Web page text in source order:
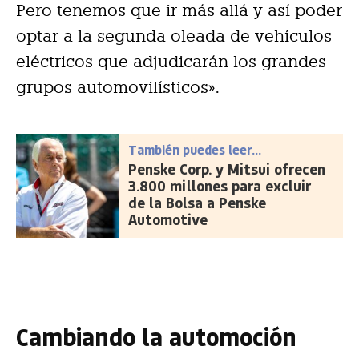
Pero tenemos que ir más allá y así poder
optar a la segunda oleada de vehículos
eléctricos que adjudicarán los grandes
grupos automovilísticos».
También puedes leer...
Penske Corp. y Mitsui ofrecen
3.800 millones para excluir
de la Bolsa a Penske
Automotive
Cambiando la automoción